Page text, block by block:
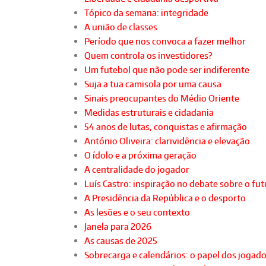
Tópico da semana: integridade
A união de classes
Período que nos convoca a fazer melhor
Quem controla os investidores?
Um futebol que não pode ser indiferente
Suja a tua camisola por uma causa
Sinais preocupantes do Médio Oriente
Medidas estruturais e cidadania
54 anos de lutas, conquistas e afirmação
António Oliveira: clarividência e elevação
O ídolo e a próxima geração
A centralidade do jogador
Luís Castro: inspiração no debate sobre o
A Presidência da República e o desporto
As lesões e o seu contexto
Janela para 2026
As causas de 2025
Sobrecarga e calendários: o papel dos